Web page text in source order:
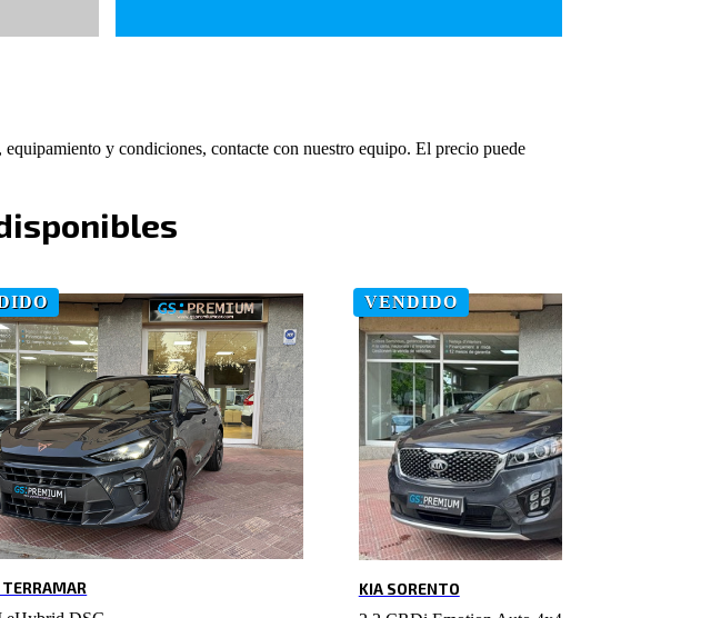
y condiciones, contacte con nuestro equipo. El precio puede
TERRAMAR
VENDIDO
KIA SORENTO